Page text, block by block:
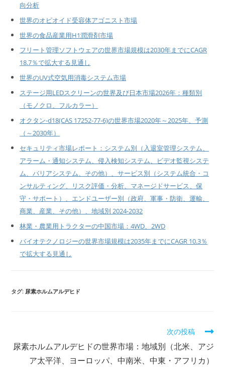
向分析
世界のオピオイド受容体アゴニスト市場
世界の食品産業用H1潤滑剤市場
フリート管理ソフトウェアの世界市場規模は2030年までにCAGR
18.7％で拡大する見通し
世界のUV式空気用消毒システム市場
ステージ用LEDスクリーンの世界及び日本市場2026年：種類別
（モノクロ、フルカラー）
オクタン-d18(CAS 17252-77-6)の世界市場2020年～2025年、予測
（～2030年）
セキュリティ市場レポート：システム別（入退室管理システム、
アラーム・通知システム、侵入検知システム、ビデオ監視システ
ム、バリアシステム、その他）、サービス別（システム統合・コ
ンサルティング、リスク評価・分析、マネージドサービス、保
守・サポート）、エンドユーザー別（政府、軍事・防衛、運輸、
商業、産業、その他）、地域別 2024-2032
林業・農業用トラクターの中国市場：4WD、2WD
バイオテクノロジーの世界市場規模は2035年までにCAGR 10.3％
で拡大する見通し
タグ: 尿素ホルムアルデヒド
他
次の投稿
尿素ホルムアルデヒドの世界市場：地域別（北米、アジ
ア太平洋、ヨーロッパ、中南米、中東・アフリカ）